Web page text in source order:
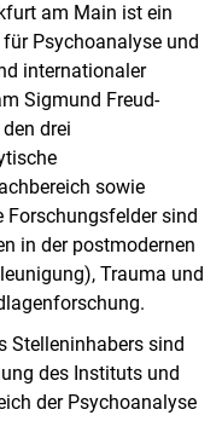
am Main ist ein
Psychoanalyse und
internationaler
Sigmund­ Freud-
drei
sowie
Forschungsfelder sind
in der postmodernen
Trauma und
Stelleninhabers sind
des Instituts und
der Psychoanalyse